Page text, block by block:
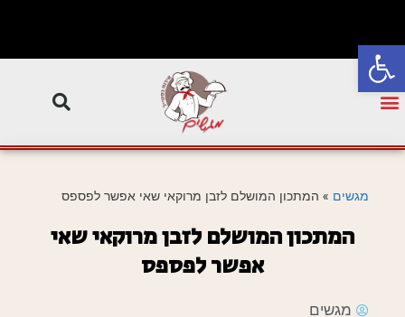
פתח סרגל נגישות
מגשים » המתכון המושלם לזבן מרוקאי שאי אפשר לפספס
המתכון המושלם לזבן מרוקאי שאי
אפשר לפספס
מגשים